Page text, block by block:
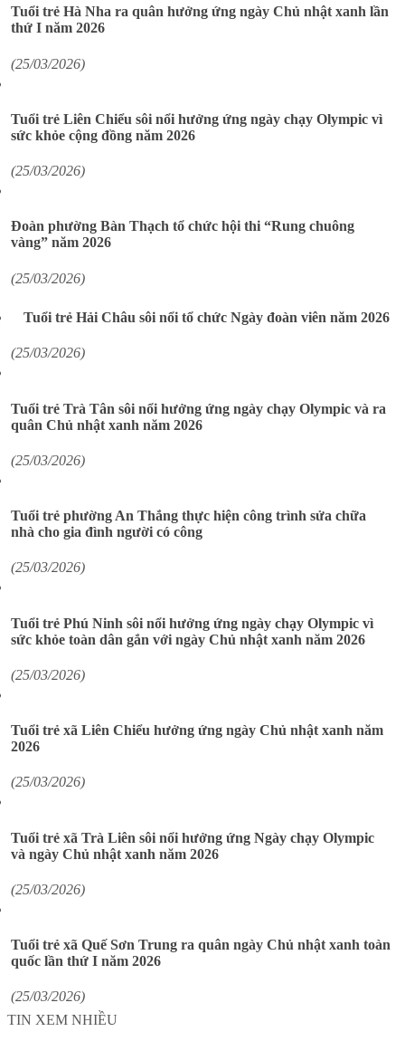
Tuổi trẻ Hà Nha ra quân hưởng ứng ngày Chủ nhật xanh lần
thứ I năm 2026
(25/03/2026)
Tuổi trẻ Liên Chiểu sôi nổi hưởng ứng ngày chạy Olympic vì
sức khỏe cộng đồng năm 2026
(25/03/2026)
Đoàn phường Bàn Thạch tổ chức hội thi “Rung chuông
vàng” năm 2026
(25/03/2026)
Tuổi trẻ Hải Châu sôi nổi tổ chức Ngày đoàn viên năm 2026
(25/03/2026)
Tuổi trẻ Trà Tân sôi nổi hưởng ứng ngày chạy Olympic và ra
quân Chủ nhật xanh năm 2026
(25/03/2026)
Tuổi trẻ phường An Thắng thực hiện công trình sửa chữa
nhà cho gia đình người có công
(25/03/2026)
Tuổi trẻ Phú Ninh sôi nổi hưởng ứng ngày chạy Olympic vì
sức khỏe toàn dân gắn với ngày Chủ nhật xanh năm 2026
(25/03/2026)
Tuổi trẻ xã Liên Chiểu hưởng ứng ngày Chủ nhật xanh năm
2026
(25/03/2026)
Tuổi trẻ xã Trà Liên sôi nổi hưởng ứng Ngày chạy Olympic
và ngày Chủ nhật xanh năm 2026
(25/03/2026)
Tuổi trẻ xã Quế Sơn Trung ra quân ngày Chủ nhật xanh toàn
quốc lần thứ I năm 2026
(25/03/2026)
TIN XEM NHIỀU